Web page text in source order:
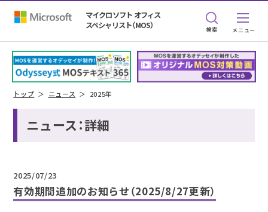
マイクロソフト オフィス
スペシャリスト（MOS）
検索
トップ ニュース 2025年
ニュース：詳細
2025/07/23
有効期間追加のお知らせ（2025/8/27更新）